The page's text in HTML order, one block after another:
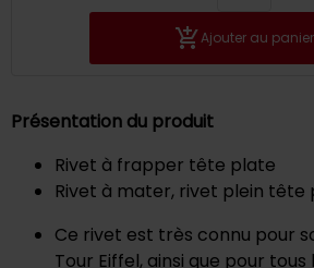
Ajouter au panier
Présentation du produit
Rivet à frapper tête plate
Rivet à mater, rivet plein tête
Ce rivet est très connu pour
Tour Eiffel, ainsi que pour